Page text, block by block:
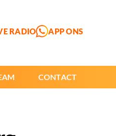
RADIO APP ONS
CONTACT